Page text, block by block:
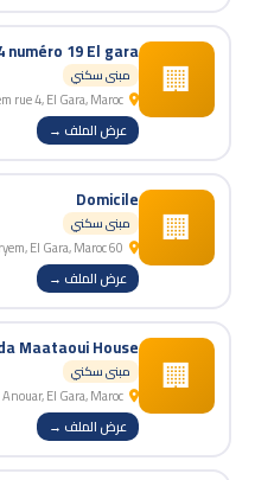
🏢
19 El gara
مبنى سكني
عرض الملف →
🏢
Domicile
مبنى سكني
عرض الملف →
🏢
Maataoui House
مبنى سكني
عرض الملف →